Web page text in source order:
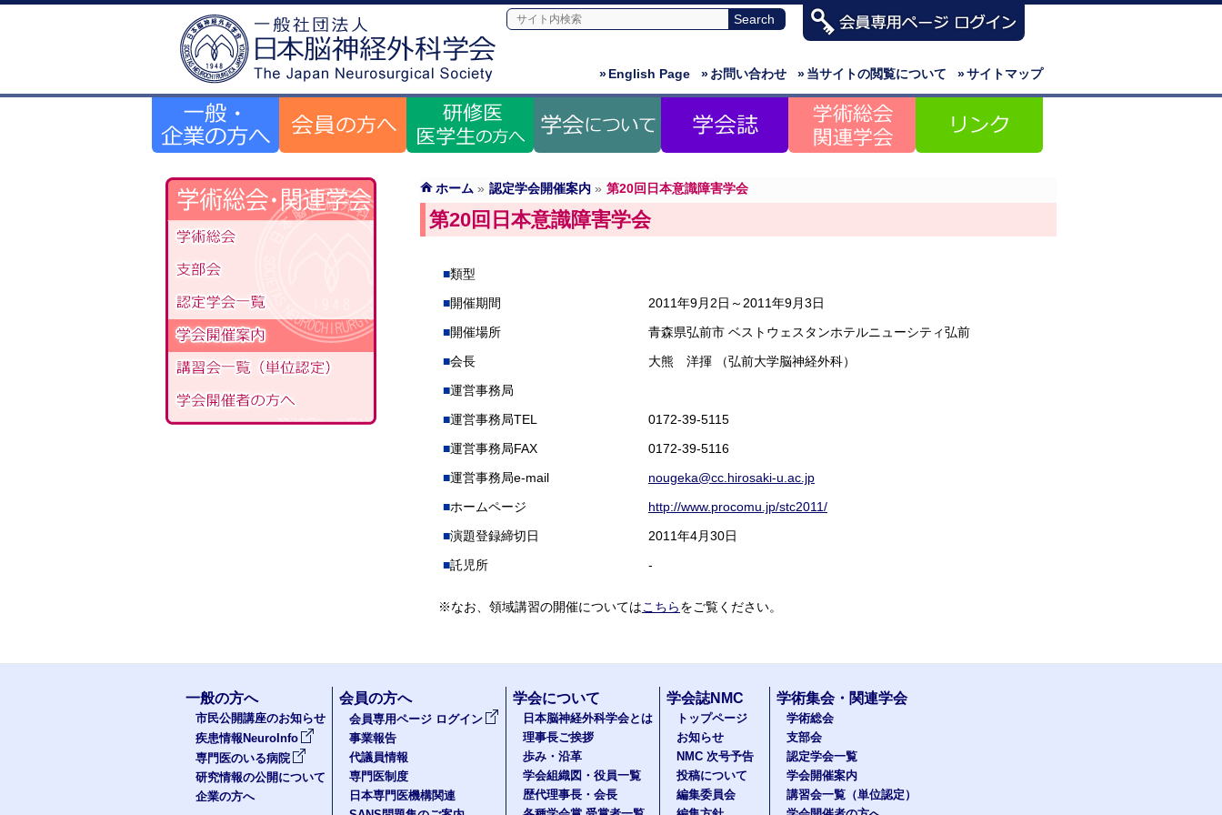
»サイトマップ
»当サイトの閲覧について
»お問い合わせ
»English Page
ホーム » 認定学会開催案内 » 第20回日本意識障害学会
第20回日本意識障害学会
類型
開催期間
2011年9月2日～2011年9月3日
開催場所
青森県弘前市 ベストウェスタンホテルニューシティ弘前
会長
大熊 洋揮 （弘前大学脳神経外科）
運営事務局
運営事務局TEL
0172-39-5115
運営事務局FAX
0172-39-5116
運営事務局e-mail
nougeka@cc.hirosaki-u.ac.jp
ホームページ
http://www.procomu.jp/stc2011/
演題登録締切日
2011年4月30日
託児所
-
※なお、領域講習の開催についてはこちらをご覧ください。
一般の方へ
市民公開講座のお知らせ
疾患情報NeuroInfo
専門医のいる病院
研究情報の公開について
企業の方へ
会員の方へ
会員専用ページ ログイン
事業報告
代議員情報
専門医制度
日本専門医機構関連
学会について
日本脳神経外科学会とは
理事長ご挨拶
歩み・沿革
学会組織図・役員一覧
歴代理事長・会長
学会誌NMC
トップページ
お知らせ
NMC 次号予告
投稿について
編集委員会
学術集会・関連学会
学術総会
支部会
認定学会一覧
学会開催案内
講習会一覧（単位認定）